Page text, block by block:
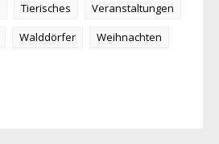
Tierisches
Veranstaltungen
Walddörfer
Weihnachten